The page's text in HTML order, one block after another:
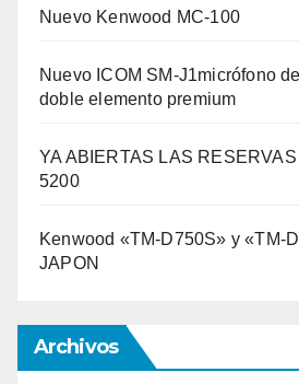
Nuevo Kenwood MC-100
Nuevo ICOM SM-J1micrófono
doble elemento premium
YA ABIERTAS LAS
5200
Kenwood «TM-D750S» y «TM-
JAPON
Archivos